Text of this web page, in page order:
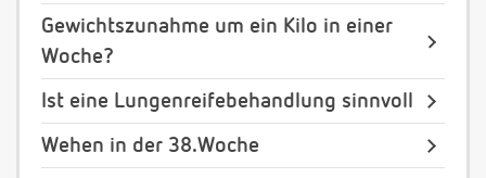
Gewichtszunahme um ein Kilo in einer
Woche?
Ist eine Lungenreifebehandlung sinnvoll
Wehen in der 38.Woche